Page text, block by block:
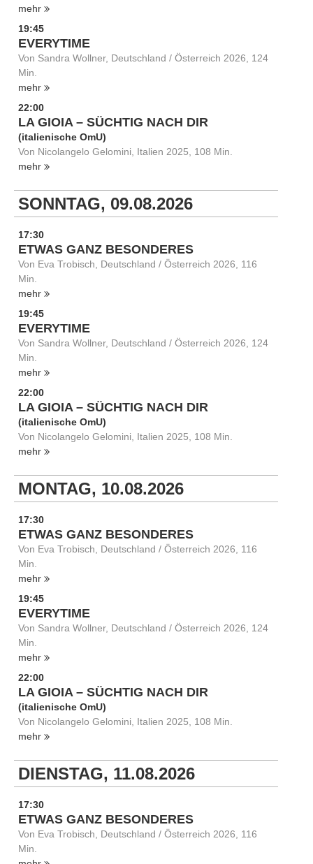
mehr
19:45
EVERYTIME
Von Sandra Wollner, Deutschland / Österreich 2026, 124
Min.
mehr
22:00
LA GIOIA – SÜCHTIG NACH DIR
(italienische OmU)
Von Nicolangelo Gelomini, Italien 2025, 108 Min.
mehr
SONNTAG, 09.08.2026
17:30
ETWAS GANZ BESONDERES
Von Eva Trobisch, Deutschland / Österreich 2026, 116
Min.
mehr
19:45
EVERYTIME
Von Sandra Wollner, Deutschland / Österreich 2026, 124
Min.
mehr
22:00
LA GIOIA – SÜCHTIG NACH DIR
(italienische OmU)
Von Nicolangelo Gelomini, Italien 2025, 108 Min.
mehr
MONTAG, 10.08.2026
17:30
ETWAS GANZ BESONDERES
Von Eva Trobisch, Deutschland / Österreich 2026, 116
Min.
mehr
19:45
EVERYTIME
Von Sandra Wollner, Deutschland / Österreich 2026, 124
Min.
mehr
22:00
LA GIOIA – SÜCHTIG NACH DIR
(italienische OmU)
Von Nicolangelo Gelomini, Italien 2025, 108 Min.
mehr
DIENSTAG, 11.08.2026
17:30
ETWAS GANZ BESONDERES
Von Eva Trobisch, Deutschland / Österreich 2026, 116
Min.